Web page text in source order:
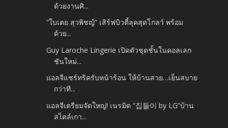
ด้วยงานศิ...
“ใบเตย สุวพิชญ์” เสิร์ฟบิวตี้ลุคสุดโกลว์ พร้อม
ด้วย...
Guy Laroche Lingerie เปิดตัวชุดชั้นในคอลเลก
ชันใหม่...
แอลจีแชร์ทริครับหน้าร้อน ให้บ้านสวย…เย็นสบาย
กว่าที...
แอลจีเตรียมจัดใหญ่! เนรมิต “집들이 by LG”บ้าน
สไตล์เกา...